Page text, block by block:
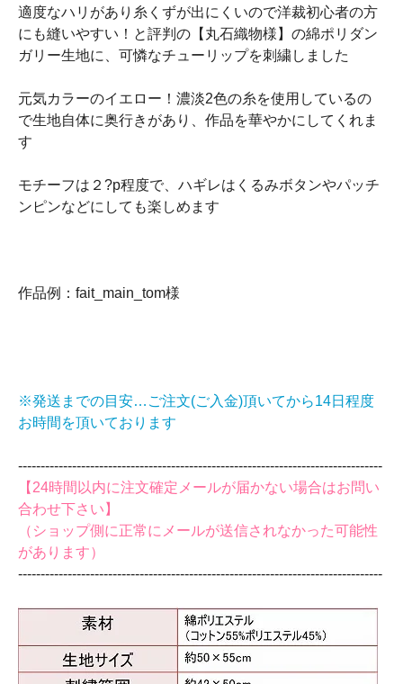
適度なハリがあり糸くずが出にくいので洋裁初心者の方
にも縫いやすい！と評判の【丸石織物様】の綿ポリダン
ガリー生地に、可憐なチューリップを刺繍しました
元気カラーのイエロー！濃淡2色の糸を使用しているの
で生地自体に奥行きがあり、作品を華やかにしてくれま
す
モチーフは２?p程度で、ハギレはくるみボタンやパッチ
ンピンなどにしても楽しめます
作品例：fait_main_tom様
※発送までの目安…ご注文(ご入金)頂いてから14日程度
お時間を頂いております
‐‐‐‐‐‐‐‐‐‐‐‐‐‐‐‐‐‐‐‐‐‐‐‐‐‐‐‐‐‐‐‐‐‐‐‐‐‐‐‐‐‐‐‐‐‐‐‐‐‐‐‐‐‐‐‐‐‐‐‐‐‐‐‐‐‐‐‐‐‐‐‐‐‐‐‐‐‐‐‐‐
【24時間以内に注文確定メールが届かない場合はお問い
合わせ下さい】
（ショップ側に正常にメールが送信されなかった可能性
があります）
‐‐‐‐‐‐‐‐‐‐‐‐‐‐‐‐‐‐‐‐‐‐‐‐‐‐‐‐‐‐‐‐‐‐‐‐‐‐‐‐‐‐‐‐‐‐‐‐‐‐‐‐‐‐‐‐‐‐‐‐‐‐‐‐‐‐‐‐‐‐‐‐‐‐‐‐‐‐‐‐‐